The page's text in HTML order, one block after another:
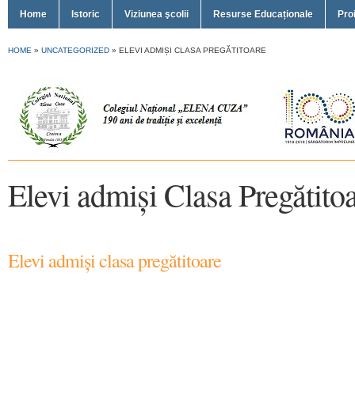
Home Istoric Viziunea şcolii Resurse Educaționale
HOME » UNCATEGORIZED » ELEVI ADMIȘI CLASA PREGĂTITOARE
Elevi admiși Clasa
Elevi admiși clasa pregătitoare